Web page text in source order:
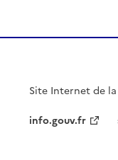
Site Internet de
info.gouv.fr